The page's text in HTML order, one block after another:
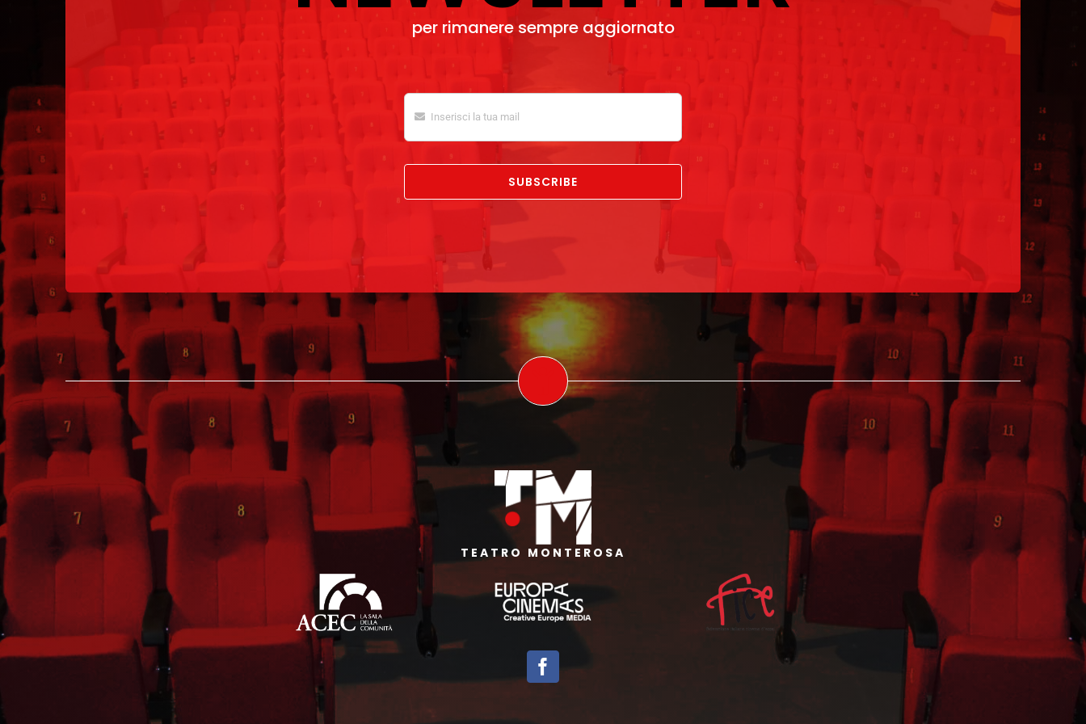
per rimanere sempre aggiornato
SUBSCRIBE
TEATRO MONTEROSA